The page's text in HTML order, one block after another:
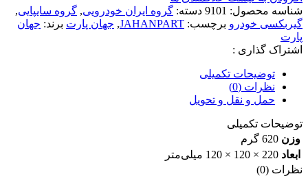
تیبا
-
ساینا
-
کوییک
جهان
پارت
141513
شناسه محصول: 9101 دسته: گروه ایران خودرویی, گروه سایپایی,
گیربکسی خودرو برچسب: JAHANPART
, جهان پارت برند: جهان
پارت
اشتراک گذاری :
توضیحات تکمیلی
نظرات (0)
حمل و نقل و تحویل
توضیحات تکمیلی
وزن 620 گرم
ابعاد 220 × 120 × 120 میلی‌متر
نظرات (0)